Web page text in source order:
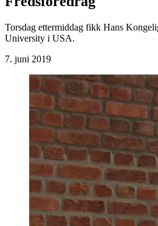
Torsdag ettermiddag fikk Hans
University i USA.
7. juni 2019